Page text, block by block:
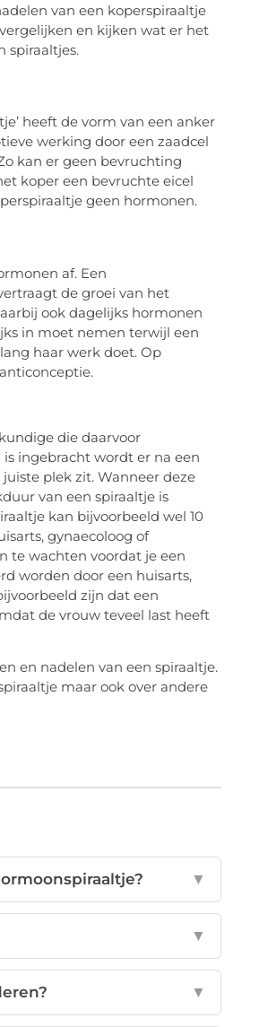
van een koperspiraaltje
en kijken wat er het
spiraaltjes.
heeft de vorm van een anker
werking door een zaadcel
kan er geen bevruchting
koper een bevruchte eicel
geen hormonen.
af. Een
de groei van het
ook dagelijks hormonen
in moet nemen terwijl een
haar werk doet. Op
die daarvoor
ingebracht wordt er na een
plek zit. Wanneer deze
van een spiraaltje is
kan bijvoorbeeld wel 10
gynaecoloog of
te wachten voordat je een
worden door een huisarts,
zijn dat een
de vrouw teveel last heeft
en nadelen van een spiraaltje.
maar ook over andere
▼
▼
▼